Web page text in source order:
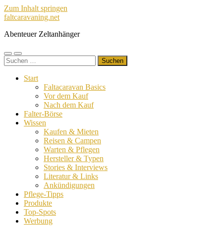
Zum Inhalt springen
faltcaravaning.net
Abenteuer Zeltanhänger
Mobile-
Menü
Suchfeld
ein-/ausblenden
Suchen
nach:
Start
Faltacaravan Basics
Vor dem Kauf
Nach dem Kauf
Falter-Börse
Wissen
Kaufen & Mieten
Reisen & Campen
Warten & Pflegen
Hersteller & Typen
Stories & Interviews
Literatur & Links
Ankündigungen
Pflege-Tipps
Produkte
Top-Spots
Werbung